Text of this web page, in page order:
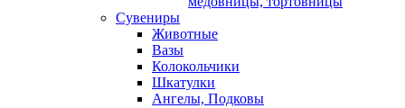
Сувениры
Животные
Вазы
Колокольчики
Шкатулки
Ангелы, Подковы